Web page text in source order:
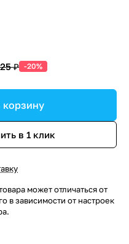
₽ -20%
корзину
в 1 клик
может отличаться от
в зависимости от настроек